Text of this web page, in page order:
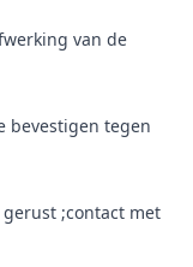
van de
bevestigen tegen
;contact met